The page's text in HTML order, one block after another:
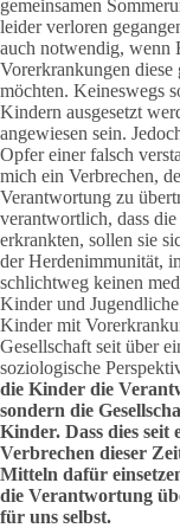
gemeinsamen
leider verloren
auch notwendig, wenn
Vorerkrankungen
möchten. Keineswegs
Kindern ausgesetzt
angewiesen sein.
Opfer einer falsch
mich ein Verbrechen,
Verantwortung zu
verantwortlich, dass
erkrankten, sollen sie
der Herdenimmunität,
schlichtweg keinen
Kinder und
Kinder mit
Gesellschaft seit über
soziologische
die Kinder die
sondern die
Kinder. Dass dies seit
Verbrechen dieser
Mitteln dafür
die Verantwortung
für uns selbst.